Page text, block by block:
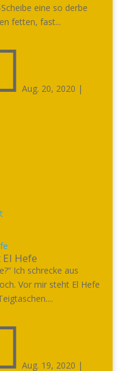
eine so derbe
fetten, fast...
Aug. 20, 2020 |
Hefe
Ich schrecke aus
Vor mir steht El Hefe
Aug. 19, 2020 |